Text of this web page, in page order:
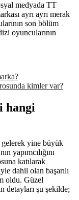
medyada TT
ayrı ayrı merak
son bölüm
oyuncularının
kimler var?
hangi
gelerek yine büyük
yapımcılığını
katılarak
dahil olan başarılı
oldu. Güzel
detayları şu şekilde;